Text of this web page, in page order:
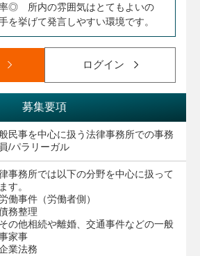
◎ 所内の雰囲気はとてもよいの
を挙げて発言しやすい環境です。
ログイン
募集要項
民事を中心に扱う法律事務所での事務
/パラリーガル
事務所では以下の分野を中心に扱って
す。
労働事件（労働者側）
債務整理
その他相続や離婚、交通事件などの一般
家事
企業法務